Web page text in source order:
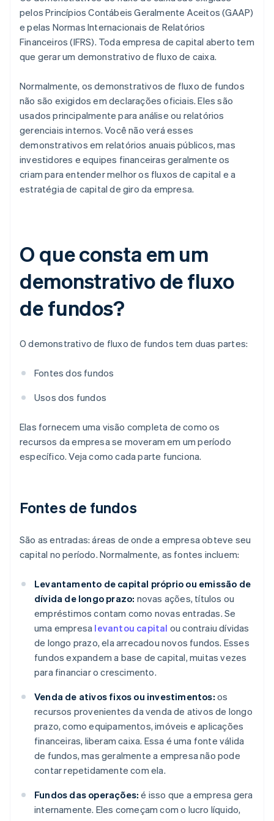
pelos Princípios Contábeis Geralmente Aceitos (GAAP)
e pelas Normas Internacionais de Relatórios
Financeiros (IFRS). Toda empresa de capital aberto tem
que gerar um demonstrativo de fluxo de caixa.
Normalmente, os demonstrativos de fluxo de fundos
não são exigidos em declarações oficiais. Eles são
usados principalmente para análise ou relatórios
gerenciais internos. Você não verá esses
demonstrativos em relatórios anuais públicos, mas
investidores e equipes financeiras geralmente os
criam para entender melhor os fluxos de capital e a
estratégia de capital de giro da empresa.
O que consta em um
demonstrativo de fluxo
de fundos?
O demonstrativo de fluxo de fundos tem duas partes:
Fontes dos fundos
Usos dos fundos
Elas fornecem uma visão completa de como os
recursos da empresa se moveram em um período
específico. Veja como cada parte funciona.
Fontes de fundos
São as entradas: áreas de onde a empresa obteve seu
capital no período. Normalmente, as fontes incluem:
Levantamento de capital próprio ou emissão de
dívida de longo prazo: novas ações, títulos ou
empréstimos contam como novas entradas. Se
uma empresa levantou capital ou contraiu dívidas
de longo prazo, ela arrecadou novos fundos. Esses
fundos expandem a base de capital, muitas vezes
para financiar o crescimento.
Venda de ativos fixos ou investimentos: os
recursos provenientes da venda de ativos de longo
prazo, como equipamentos, imóveis e aplicações
financeiras, liberam caixa. Essa é uma fonte válida
de fundos, mas geralmente a empresa não pode
contar repetidamente com ela.
Fundos das operações: é isso que a empresa gera
internamente. Eles começam com o lucro líquido,